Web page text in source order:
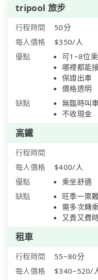
tripool 旅步
行程時間
50分
每人價格
$350/人
優點
可1~8位
哪裡都能
保證出車
價格透明
缺點
無臨時叫
不收現金
高鐵
行程時間
每人價格
$400/人
優點
乘坐舒適
缺點
旺季一票
需多次轉乘
又貴又費
租車
行程時間
55~80分
每人價格
$340~520/